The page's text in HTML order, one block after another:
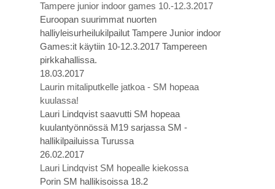
Tampere junior indoor games 10.-12.3.2017
Euroopan suurimmat nuorten
halliyleisurheilukilpailut Tampere Junior indoor
Games:it käytiin 10-12.3.2017 Tampereen
pirkkahallissa.
18.03.2017
Laurin mitaliputkelle jatkoa - SM hopeaa
kuulassa!
Lauri Lindqvist saavutti SM hopeaa
kuulantyönnössä M19 sarjassa SM -
hallikilpailuissa Turussa
26.02.2017
Lauri Lindqvist SM hopealle kiekossa
Porin SM hallikisoissa 18.2